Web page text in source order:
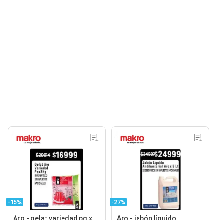
-15%
Aro - gelat variedad pq x
-27%
Aro - jabón líquido